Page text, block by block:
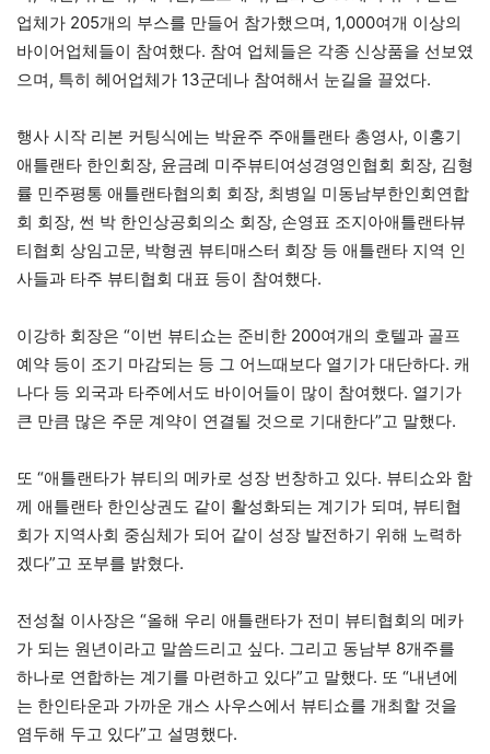
업체가 205개의 부스를 만들어 참가했으며, 1,000여개 이상의
바이어업체들이 참여했다. 참여 업체들은 각종 신상품을 선보였
으며, 특히 헤어업체가 13군데나 참여해서 눈길을 끌었다.
행사 시작 리본 커팅식에는 박윤주 주애틀랜타 총영사, 이홍기
애틀랜타 한인회장, 윤금례 미주뷰티여성경영인협회 회장, 김형
률 민주평통 애틀랜타협의회 회장, 최병일 미동남부한인회연합
회 회장, 썬 박 한인상공회의소 회장, 손영표 조지아애틀랜타뷰
티협회 상임고문, 박형권 뷰티매스터 회장 등 애틀랜타 지역 인
사들과 타주 뷰티협회 대표 등이 참여했다.
이강하 회장은 “이번 뷰티쇼는 준비한 200여개의 호텔과 골프
예약 등이 조기 마감되는 등 그 어느때보다 열기가 대단하다. 캐
나다 등 외국과 타주에서도 바이어들이 많이 참여했다. 열기가
큰 만큼 많은 주문 계약이 연결될 것으로 기대한다”고 말했다.
또 “애틀랜타가 뷰티의 메카로 성장 번창하고 있다. 뷰티쇼와 함
께 애틀랜타 한인상권도 같이 활성화되는 계기가 되며, 뷰티협
회가 지역사회 중심체가 되어 같이 성장 발전하기 위해 노력하
겠다”고 포부를 밝혔다.
전성철 이사장은 “올해 우리 애틀랜타가 전미 뷰티협회의 메카
가 되는 원년이라고 말씀드리고 싶다. 그리고 동남부 8개주를
하나로 연합하는 계기를 마련하고 있다”고 말했다. 또 “내년에
는 한인타운과 가까운 개스 사우스에서 뷰티쇼를 개최할 것을
염두해 두고 있다”고 설명했다.